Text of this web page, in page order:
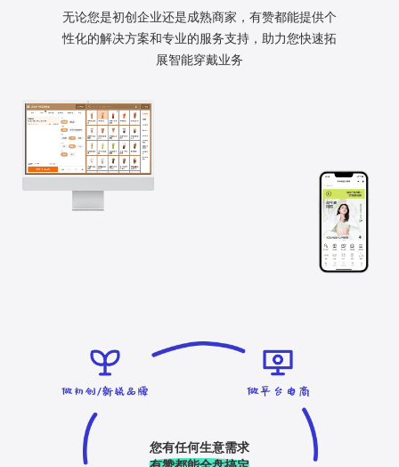
无论您是初创企业还是成熟商家，有赞都能提供个
性化的解决方案和专业的服务支持，助力您快速拓
展智能穿戴业务
您有任何生意需求